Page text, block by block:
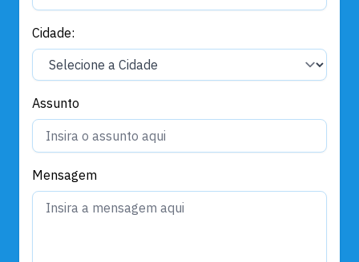
Cidade:
Assunto
Mensagem